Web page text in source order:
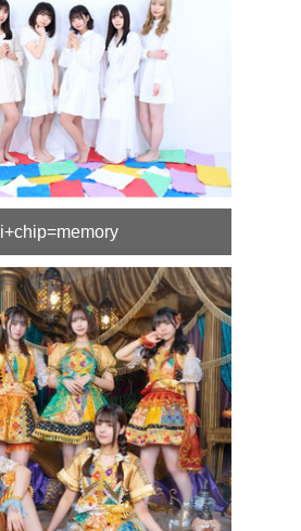
i+chip=memory